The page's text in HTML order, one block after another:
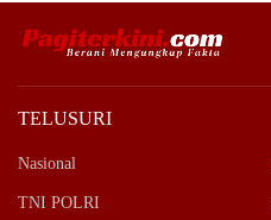
TELUSURI
Nasional
TNI POLRI